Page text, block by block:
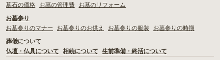
墓石の価格
お墓の管理費
お墓のリフォーム
お墓参り
お墓参りのマナー
お墓参りのお供え お墓参りの服装
お墓参りの時期
葬儀について
仏壇・仏具について
相続について 生前準備・終活について